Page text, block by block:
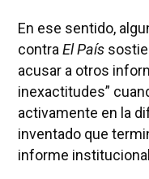
En ese sentido,
contra El País
acusar a otros
inexactitudes”
activamente en la
inventado que
informe